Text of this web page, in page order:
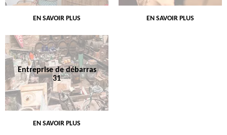
EN SAVOIR PLUS EN SAVOIR PLUS
Entreprise de débarras
31
EN SAVOIR PLUS